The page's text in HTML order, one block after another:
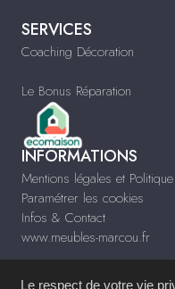
SERVICES
Coaching Décoration
Le Bonus Réparation
INFORMATIONS
Mentions légales et
Paramétrer les cookies
Infos & Contact
www.meubles-marcou.fr
Le respect de votre vie